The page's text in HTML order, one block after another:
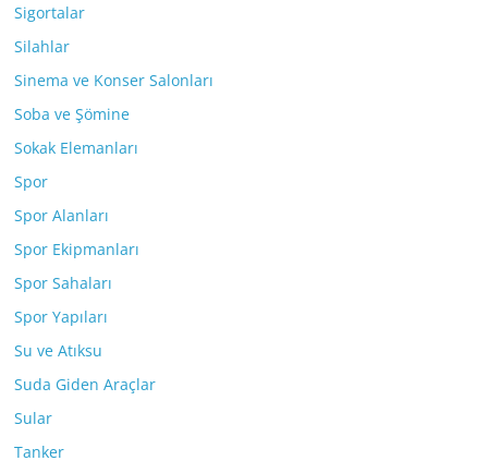
Sigortalar
Silahlar
Sinema ve Konser Salonları
Soba ve Şömine
Sokak Elemanları
Spor
Spor Alanları
Spor Ekipmanları
Spor Sahaları
Spor Yapıları
Su ve Atıksu
Suda Giden Araçlar
Sular
Tanker